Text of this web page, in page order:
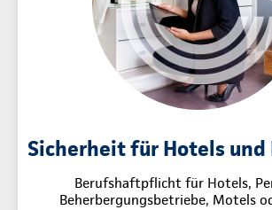
Sicherheit für Hotels und
Berufshaftpflicht für Hotels,
Beherbergungsbetriebe, Motels